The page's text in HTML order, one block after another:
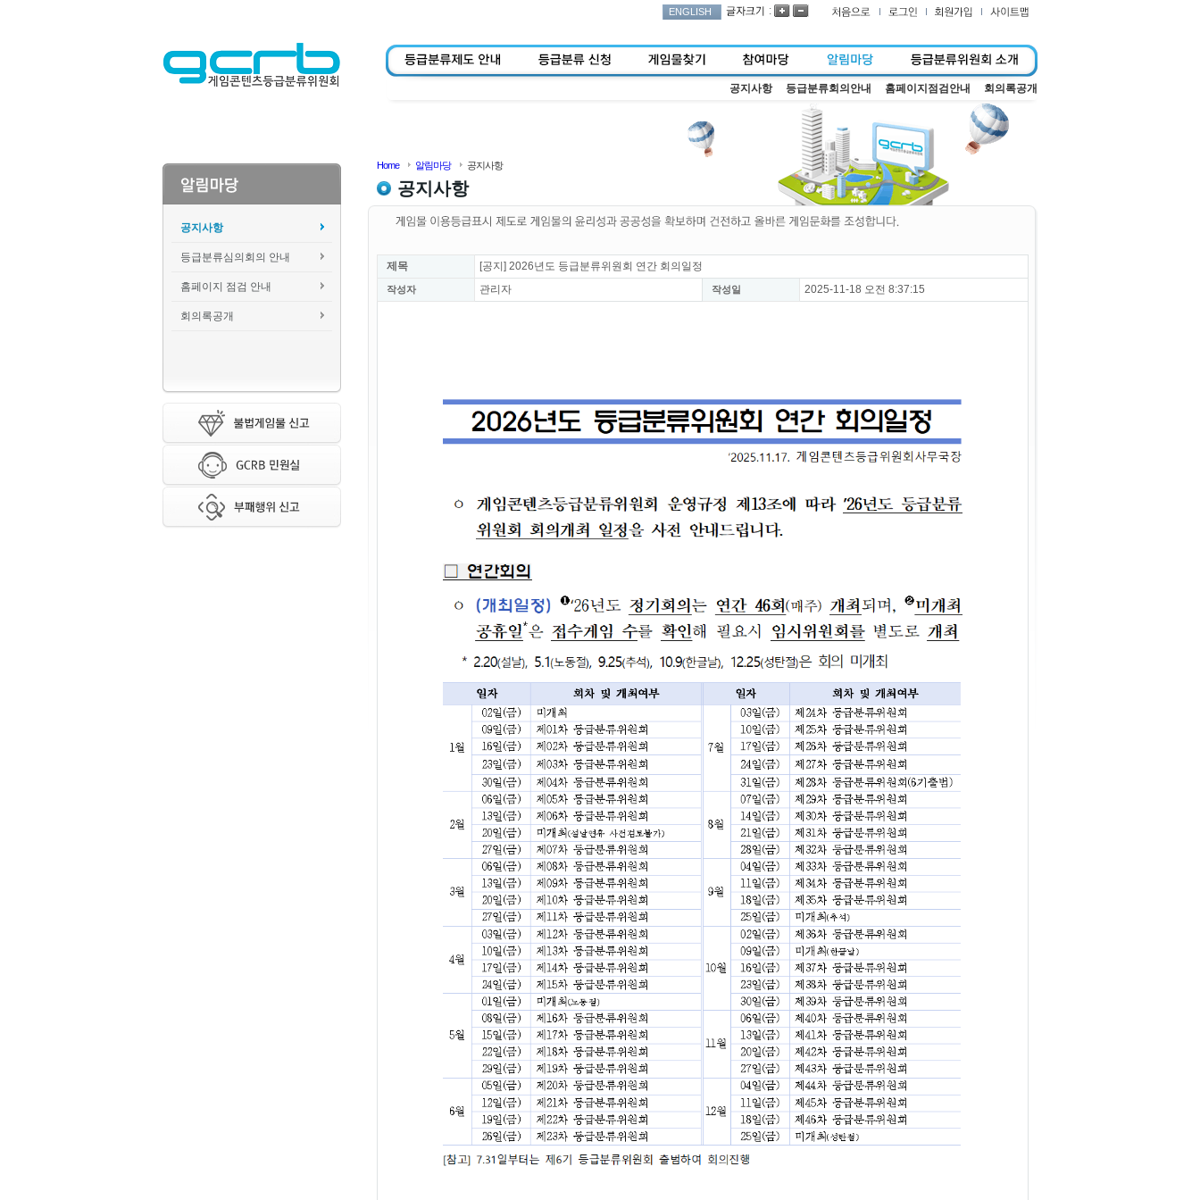
ENGLISH :
공지사항 등급분류회의안내 홈페이지점검안내 회의록공개
공지사항
등급분류심의회의 안내
홈페이지 점검 안내
회의록공개
Home 알림마당 공지사항
공지사항
제목 [공지] 2026년도 등급분류위원회 연간 회의일정
작성자 관리자 작성일 2025-11-18 오전 8:37:15